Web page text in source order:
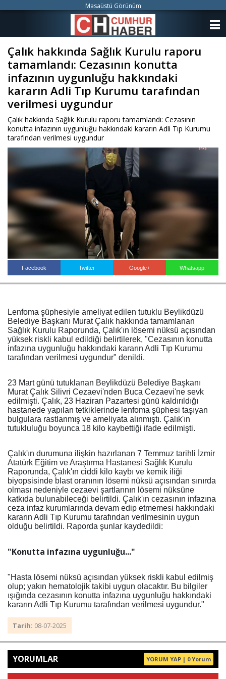
Çalık hakkında Sağlık Kurulu raporu
tamamlandı: Cezasının konutta
infazının uygunluğu hakkındaki
kararın Adli Tıp Kurumu tarafından
verilmesi uygundur
Çalık hakkında Sağlık Kurulu raporu tamamlandı: Cezasının
konutta infazının uygunluğu hakkındaki kararın Adli Tıp Kurumu
tarafından verilmesi uygundur
Facebook Twitter Google+ Whatsapp
Lenfoma şüphesiyle ameliyat edilen tutuklu Beylikdüzü
Belediye Başkanı Murat Çalık hakkında tamamlanan
Sağlık Kurulu Raporunda, Çalık'ın lösemi nüksü açısından
yüksek riskli kabul edildiği belirtilerek, "Cezasının konutta
infazına uygunluğu hakkındaki kararın Adli Tıp Kurumu
tarafından verilmesi uygundur" denildi.
23 Mart günü tutuklanan Beylikdüzü Belediye Başkanı
Murat Çalık Silivri Cezaevi'nden Buca Cezaevi'ne sevk
edilmişti. Çalık, 23 Haziran Pazartesi günü kaldırıldığı
hastanede yapılan tetkiklerinde lenfoma şüphesi taşıyan
bulgulara rastlanmış ve ameliyata alınmıştı. Çalık'ın
tutukluluğu boyunca 18 kilo kaybettiği ifade edilmişti.
Çalık'ın durumuna ilişkin hazırlanan 7 Temmuz tarihli İzmir
Atatürk Eğitim ve Araştırma Hastanesi Sağlık Kurulu
Raporunda, Çalık'ın ciddi kilo kaybı ve kemik iliği
biyopsisinde blast oranının lösemi nüksü açısından sınırda
olması nedeniyle cezaevi şartlarının lösemi nüksüne
katkıda bulunabileceği belirtildi. Çalık'ın cezasının infazına
ceza infaz kurumlarında devam edip etmemesi hakkındaki
kararın Adli Tıp Kurumu tarafından verilmesinin uygun
olduğu belirtildi. Raporda şunlar kaydedildi:
"Konutta infazına uygunluğu..."
"Hasta lösemi nüksü açısından yüksek riskli kabul edilmiş
olup; yakın hematolojik takibi uygun olacaktır. Bu bilgiler
ışığında cezasının konutta infazına uygunluğu hakkındaki
kararın Adli Tıp Kurumu tarafından verilmesi uygundur."
Tarih: 08-07-2025
YORUMLAR YORUM YAP | 0 Yorum
Masaüstü Görünüm
KATEGORİLER
ANKETLER
FOTO GALERİ
Haberin Doğru Adresi.